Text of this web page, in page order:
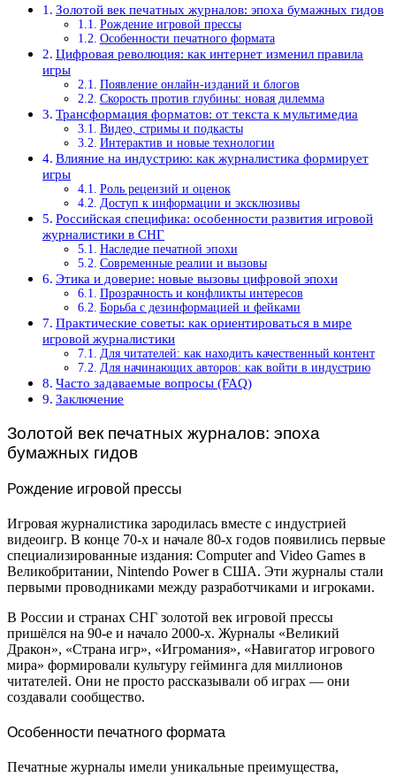
Золотой век печатных журналов: эпоха бумажных гидов
Рождение игровой прессы
Особенности печатного формата
Цифровая революция: как интернет изменил правила
игры
Появление онлайн-изданий и блогов
Скорость против глубины: новая дилемма
Трансформация форматов: от текста к мультимедиа
Видео, стримы и подкасты
Интерактив и новые технологии
Влияние на индустрию: как журналистика формирует
игры
Роль рецензий и оценок
Доступ к информации и эксклюзивы
Российская специфика: особенности развития игровой
журналистики в СНГ
Наследие печатной эпохи
Современные реалии и вызовы
Этика и доверие: новые вызовы цифровой эпохи
Прозрачность и конфликты интересов
Борьба с дезинформацией и фейками
Практические советы: как ориентироваться в мире
игровой журналистики
Для читателей: как находить качественный контент
Для начинающих авторов: как войти в индустрию
Часто задаваемые вопросы (FAQ)
Заключение
Золотой век печатных журналов: эпоха
бумажных гидов
Рождение игровой прессы
Игровая журналистика зародилась вместе с индустрией
видеоигр. В конце 70-х и начале 80-х годов появились первые
специализированные издания: Computer and Video Games в
Великобритании, Nintendo Power в США. Эти журналы стали
первыми проводниками между разработчиками и игроками.
В России и странах СНГ золотой век игровой прессы
пришёлся на 90-е и начало 2000-х. Журналы «Великий
Дракон», «Страна игр», «Игромания», «Навигатор игрового
мира» формировали культуру гейминга для миллионов
читателей. Они не просто рассказывали об играх — они
создавали сообщество.
Особенности печатного формата
Печатные журналы имели уникальные преимущества,